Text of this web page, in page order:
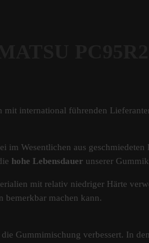
international führenden
im Wesentlichen aus
hohe Lebensdauer unserer
mit relativ niedriger Härte
bemerkbar machen kann.
Gummimischung verbessert. In